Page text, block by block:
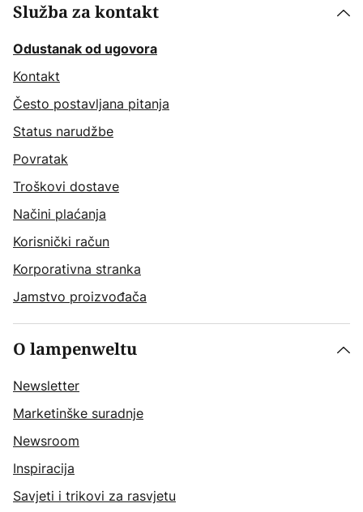
Služba za kontakt
Odustanak od ugovora
Kontakt
Često postavljana pitanja
Status narudžbe
Povratak
Troškovi dostave
Načini plaćanja
Korisnički račun
Korporativna stranka
Jamstvo proizvođača
O lampenweltu
Newsletter
Marketinške suradnje
Newsroom
Inspiracija
Savjeti i trikovi za rasvjetu